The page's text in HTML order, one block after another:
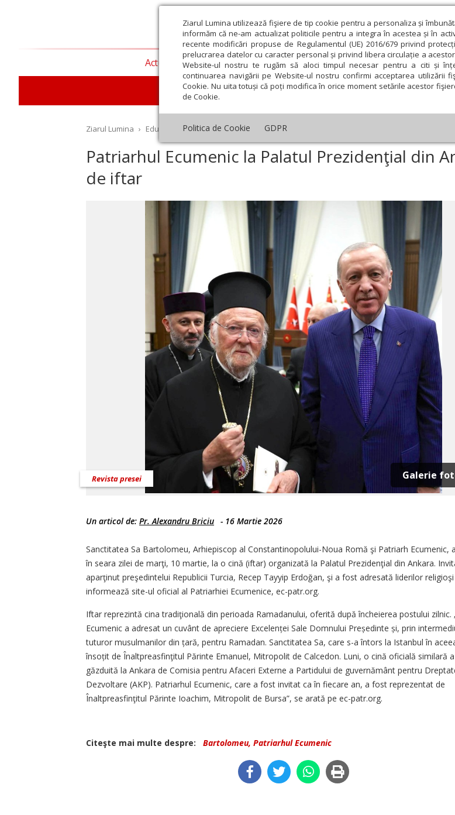
Ziarul Lumina utilizează fişiere de tip cookie pentru a personaliza și
informăm că ne-am actualizat politicile pentru a integra în acestea și în
recente modificări propuse de Regulamentul (UE) 2016/679 privind
prelucrarea datelor cu caracter personal și privind libera circulație a
Website-ul nostru te rugăm să aloci timpul necesar pentru a citi și
continuarea navigării pe Website-ul nostru confirmi acceptarea utilizării
Cookie. Nu uita totuși că poți modifica în orice moment setările acestor
de Cookie.
Politica de Cookie GDPR
Actualitate religioasă Teologie și spiritualitate Educaţie și
Educaţie Lumina literară şi artistică
Ziarul Lumina › Educaţie și Cultură › Revista presei › Patriarhul Ecumenic la Palatul Prezidenţial din
Patriarhul Ecumenic la Palatul Prezidenţial din
de iftar
Galerie
Revista presei
Un articol de: Pr. Alexandru Briciu - 16 Martie 2026
Sanctitatea Sa Bartolomeu, Arhiepiscop al Constantinopolului-Noua Romă şi Patriarh Ecumenic,
în seara zilei de marţi, 10 martie, la o cină (iftar) organizată la Palatul Prezidenţial din Ankara.
aparţinut preşedintelui Republicii Turcia, Recep Tayyip Erdo­ğan, şi a fost adresată liderilor
informează site-ul oficial al Patriarhiei Ecumenice, ec-patr.org.
Iftar reprezintă cina tradiţională din perioada Ramadanului, oferită după încheierea postului zilnic.
Ecumenic a adresat un cuvânt de apreciere Excelenței Sale Domnului Preșe­dinte și, prin
tuturor musulmanilor din țară, pentru Ramadan. Sanctitatea Sa, care s-a întors la Istanbul în
însoțit de Înalt­preasfinţitul Părinte Emanuel, Mitropolit de Calcedon. Luni, o cină oficială similară
găzduită la Ankara de Comisia pentru Afaceri Externe a Partidului de guvernământ pentru
Dezvoltare (AKP). Patriarhul Ecumenic, care a fost invitat ca în fiecare an, a fost reprezentat de
Înaltpreasfinţitul Părinte Ioachim, Mitropolit de Bursa”, se arată pe ec-patr.org.
Citeşte mai multe despre: Bartolomeu, Patriarhul Ecumenic